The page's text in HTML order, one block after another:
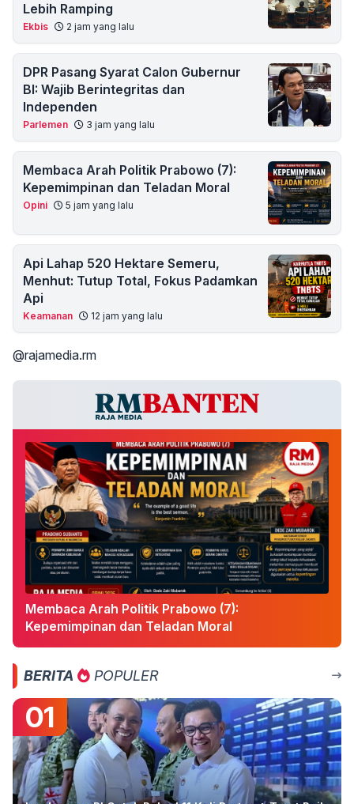
Lebih Ramping
Ekbis 2 jam yang lalu
DPR Pasang Syarat Calon Gubernur
BI: Wajib Berintegritas dan
Independen
Parlemen 3 jam yang lalu
Membaca Arah Politik Prabowo (7):
Kepemimpinan dan Teladan Moral
Opini 5 jam yang lalu
Api Lahap 520 Hektare Semeru,
Menhut: Tutup Total, Fokus Padamkan
Api
Keamanan 12 jam yang lalu
@rajamedia.rm
Membaca Arah Politik Prabowo (7):
Kepemimpinan dan Teladan Moral
BERITA POPULER
01